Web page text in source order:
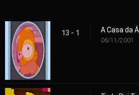
13 - 1
06/11/2001